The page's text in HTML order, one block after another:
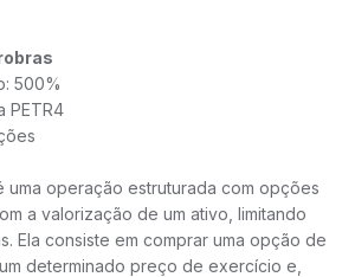
500%
PETR4
uma operação estruturada com opções
a valorização de um ativo, limitando
Ela consiste em comprar uma opção de
determinado preço de exercício e,